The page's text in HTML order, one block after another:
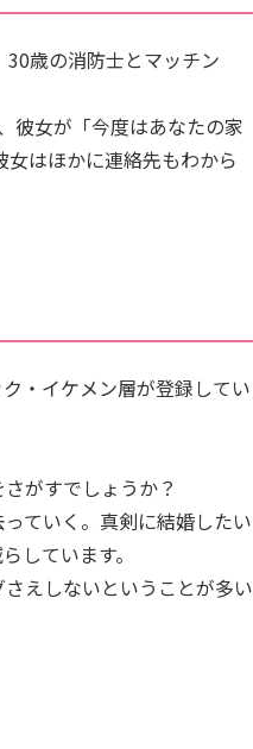
歳の消防士とマッチン
彼女が「今度はあなたの家
はほかに連絡先もわから
・イケメン層が登録してい
がすでしょうか？
ていく。真剣に結婚したい
しています。
えしないということが多い